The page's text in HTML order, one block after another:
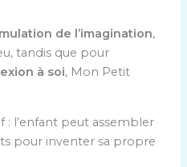
de l’imagination,
tandis que pour
à soi, Mon Petit
: l’enfant peut assembler
pour inventer sa propre